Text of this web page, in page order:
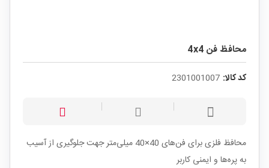
محافظ فن 4x4
کد کالا: 2301001007
محافظ فلزی برای فن‌های 40×40 میلی‌متر جهت جلوگیری از آسیب
به پره‌ها و ایمنی کاربر